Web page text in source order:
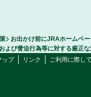
お出かけ前にJRAホームペ
よび脅迫行為等に対する厳正
ップ リンク ご利用に際し